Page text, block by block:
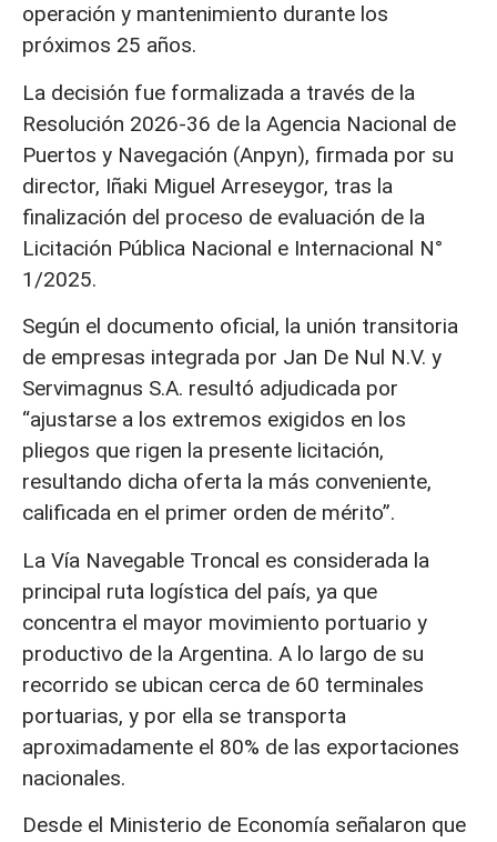
operación y mantenimiento durante los
próximos 25 años.
La decisión fue formalizada a través de la
Resolución 2026-36 de la Agencia Nacional de
Puertos y Navegación (Anpyn), firmada por su
director, Iñaki Miguel Arreseygor, tras la
finalización del proceso de evaluación de la
Licitación Pública Nacional e Internacional N°
1/2025.
Según el documento oficial, la unión transitoria
de empresas integrada por Jan De Nul N.V. y
Servimagnus S.A. resultó adjudicada por
“ajustarse a los extremos exigidos en los
pliegos que rigen la presente licitación,
resultando dicha oferta la más conveniente,
calificada en el primer orden de mérito”.
La Vía Navegable Troncal es considerada la
principal ruta logística del país, ya que
concentra el mayor movimiento portuario y
productivo de la Argentina. A lo largo de su
recorrido se ubican cerca de 60 terminales
portuarias, y por ella se transporta
aproximadamente el 80% de las exportaciones
nacionales.
Desde el Ministerio de Economía señalaron que